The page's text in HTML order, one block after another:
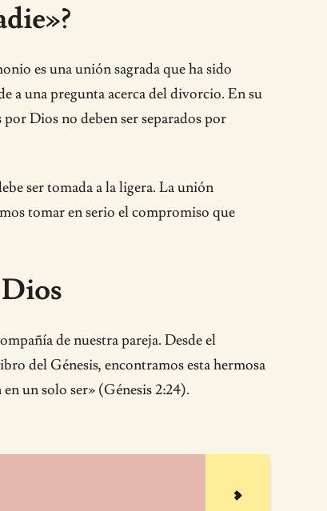
es una unión sagrada que ha sido
a una pregunta acerca del divorcio. En su
Dios no deben ser separados por
ser tomada a la ligera. La unión
tomar en serio el compromiso que
de nuestra pareja. Desde el
del Génesis, encontramos esta hermosa
un solo ser» (Génesis 2:24).